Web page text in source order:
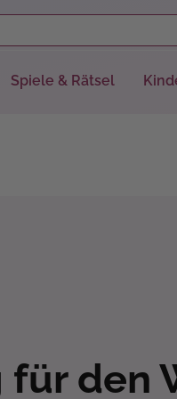
Spiele & Rätsel
für den